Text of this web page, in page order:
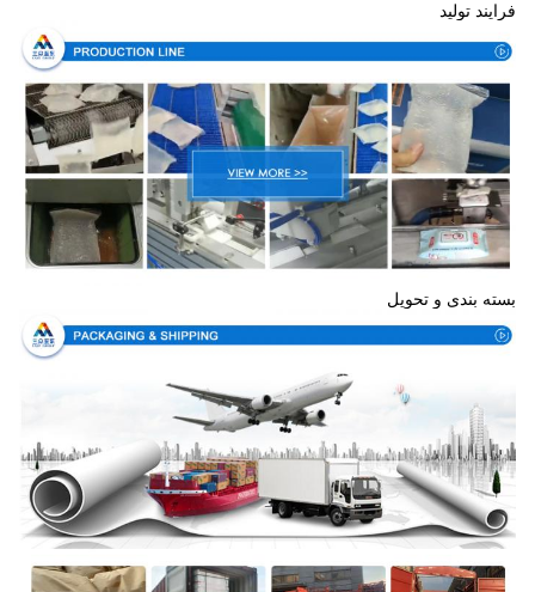
فرایند تولید
بسته بندی و تحویل